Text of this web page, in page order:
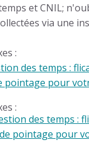
et CNIL;
via une
:
des temps :
pointage pour
:
des temps :
pointage pour